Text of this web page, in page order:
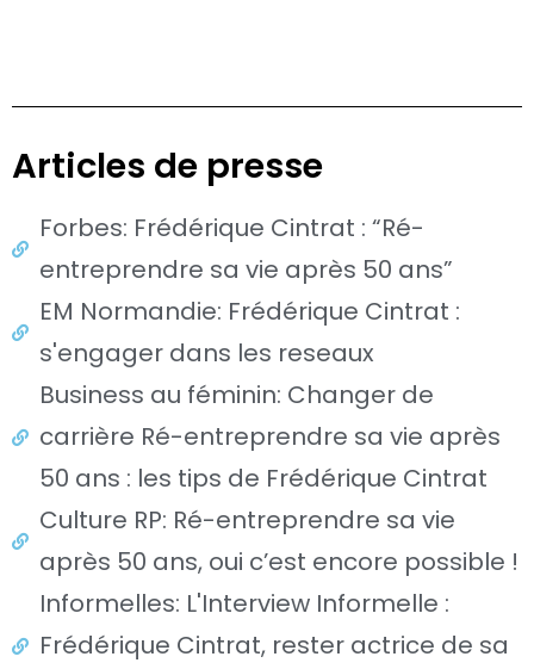
Articles de presse
Forbes: Frédérique Cintrat : “Ré-
entreprendre sa vie après 50 ans”
EM Normandie: Frédérique Cintrat :
s'engager dans les reseaux
Business au féminin: Changer de
carrière Ré-entreprendre sa vie après
50 ans : les tips de Frédérique Cintrat
Culture RP: Ré-entreprendre sa vie
après 50 ans, oui c’est encore possible !
Informelles: L'Interview Informelle :
Frédérique Cintrat, rester actrice de sa